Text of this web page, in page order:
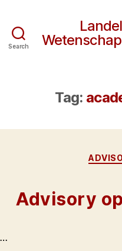
Search
Tag:
Advisory
…